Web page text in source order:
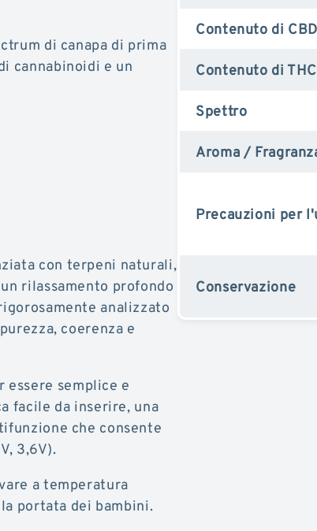
di canapa di prima
cannabinoidi e un
con terpeni naturali,
rilassamento profondo
analizzato
coerenza e
essere semplice e
facile da inserire, una
che consente
3,6V).
a temperatura
portata dei bambini.
Contenuto di CBD
Contenuto di THC
Spettro
Aroma /
Precauzioni per
Conservazione